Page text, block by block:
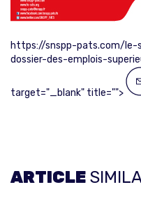
https://snspp-pats.com/
dossier-des-emplois-
target="_blank" title="">
ARTICLE